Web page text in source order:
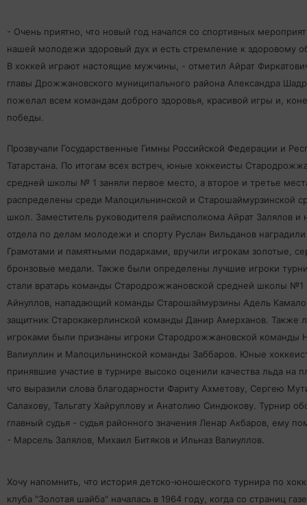
- Очень приятно, что новый год начался со спортивных
нашей молодежи здоровый дух и есть стремление к здоровому
В хоккей играют настоящие мужчины, - отметил Айрат
главы Дрожжановского муниципального района Александра
пожелал всем командам доброго здоровья, красивой игры и,
победы.
Прозвучали Государственные Гимны Российской Федерации и
Татарстана. По итогам всех встреч, юные хоккеисты
средней школы № 1 заняли первое место, а второе и третье
распределены среди Малоцильнинской и Старошаймурзинской
школ. Заместитель руководителя райисполкома Айрат Залялов и
отдела по делам молодежи и спорту Руслан Вильданов
Грамотами и памятными подарками, вручили игрокам золотые,
бронзовые медали. Также были определены лучшие игроки
стали вратарь команды Стародрожжановской средней школы №1
Айнуллов, нападающий команды Старошаймурзины Адель
защитник Старокакерлинской команды Данир Амерханов. Также
игроками были признаны игроки Стародрожжановской команды
Валиуллин и Малоцильнинской команды Заббаров. Юные
принявшие участие в турнире высоко оценили качества льда на
что выразили слова благодарности Фариту Ахметову, Сергею
Салахову, Тальгату Хайруллову и Анатолию Синдюкову. Турнир
главный судья - судья районного значения Ленар Акбаров, ему
- Марсель Залялов, Михаил Битяков и Ильназ Валиуллов.
Хочу напомнить, что история детско-юношеского турнира по
клуба "Золотая шайба" началась в 1964 году, когда со страниц